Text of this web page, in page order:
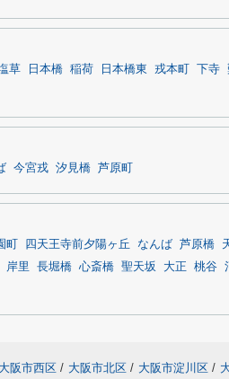
草 日本橋 稲荷 日本橋東 戎本町 下寺
今宮戎 汐見橋 芦原町
町 四天王寺前夕陽ヶ丘 なんば 芦原橋
岸里 長堀橋 心斎橋 聖天坂 大正 桃谷
大阪市西区 / 大阪市北区 / 大阪市淀川区 /